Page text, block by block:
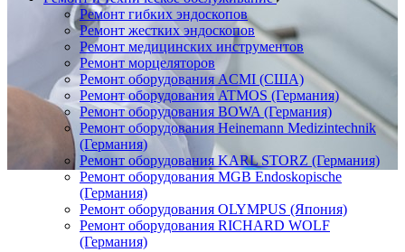
Ремонт гибких эндоскопов
Ремонт жестких эндоскопов
Ремонт медицинских инструментов
Ремонт морцеляторов
Ремонт оборудования ACMI (США)
Ремонт оборудования ATMOS (Германия)
Ремонт оборудования BOWA (Германия)
Ремонт оборудования Heinemann Medizintechnik
(Германия)
Ремонт оборудования KARL STORZ (Германия)
Ремонт оборудования MGB Endoskopische
(Германия)
Ремонт оборудования OLYMPUS (Япония)
Ремонт оборудования RICHARD WOLF
(Германия)